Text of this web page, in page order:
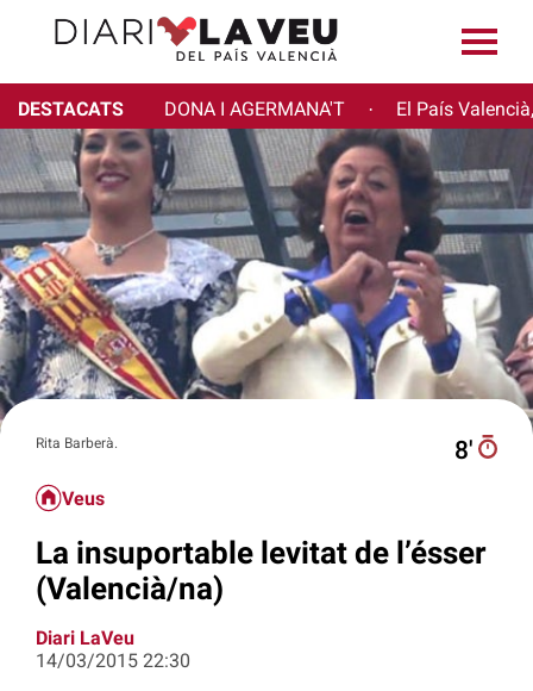
DESTACATS DONA I AGERMANA'T · El País
Rita Barberà. 8′
Veus
La insuportable levitat de l’ésser
(Valencià/na)
Diari LaVeu
14/03/2015 22:30